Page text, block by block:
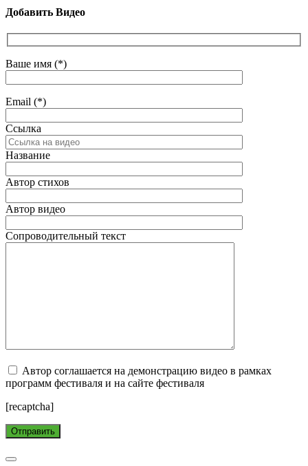
Добавить Видео
Ваше имя (*)
Email (*)
Ссылка
Название
Автор стихов
Автор видео
Сопроводительный текст
Автор соглашается на демонстрацию видео в рамках
программ фестиваля и на сайте фестиваля
[recaptcha]